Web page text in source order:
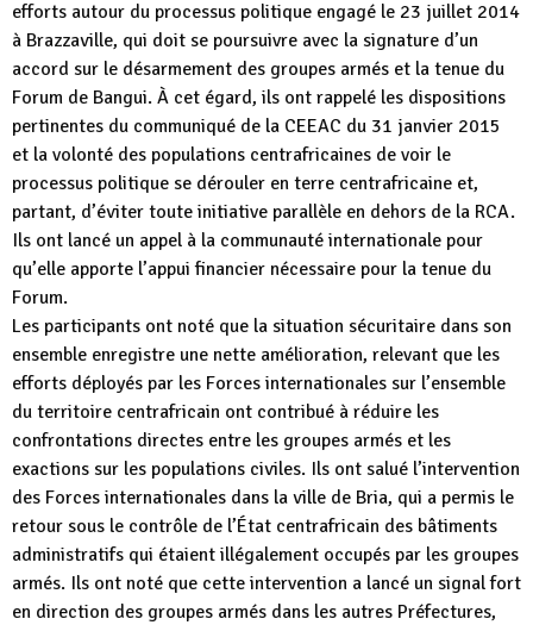
efforts autour du processus politique engagé le 23 juillet 2014
à Brazzaville, qui doit se poursuivre avec la signature d’un
accord sur le désarmement des groupes armés et la tenue du
Forum de Bangui. À cet égard, ils ont rappelé les dispositions
pertinentes du communiqué de la CEEAC du 31 janvier 2015
et la volonté des populations centrafricaines de voir le
processus politique se dérouler en terre centrafricaine et,
partant, d’éviter toute initiative parallèle en dehors de la RCA.
Ils ont lancé un appel à la communauté internationale pour
qu’elle apporte l’appui financier nécessaire pour la tenue du
Forum.
Les participants ont noté que la situation sécuritaire dans son
ensemble enregistre une nette amélioration, relevant que les
efforts déployés par les Forces internationales sur l’ensemble
du territoire centrafricain ont contribué à réduire les
confrontations directes entre les groupes armés et les
exactions sur les populations civiles. Ils ont salué l’intervention
des Forces internationales dans la ville de Bria, qui a permis le
retour sous le contrôle de l’État centrafricain des bâtiments
administratifs qui étaient illégalement occupés par les groupes
armés. Ils ont noté que cette intervention a lancé un signal fort
en direction des groupes armés dans les autres Préfectures,